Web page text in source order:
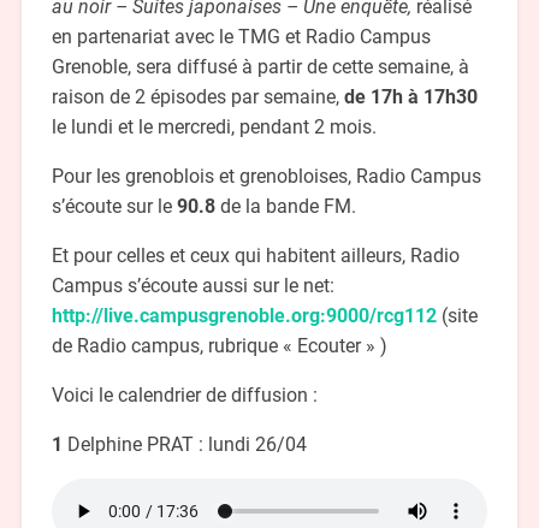
au noir – Suites japonaises – Une enquête, réalisé
en partenariat avec le TMG et Radio Campus
Grenoble, sera diffusé à partir de cette semaine, à
raison de 2 épisodes par semaine, de 17h à 17h30
le lundi et le mercredi, pendant 2 mois.
Pour les grenoblois et grenobloises, Radio Campus
s’écoute sur le 90.8de la bande FM.
Et pour celles et ceux qui habitent ailleurs, Radio
Campus s’écoute aussi sur le net:
http://live.campusgrenoble.org:9000/rcg112(site
de Radio campus, rubrique « Ecouter » )
Voici le calendrier de diffusion :
1 Delphine PRAT : lundi 26/04